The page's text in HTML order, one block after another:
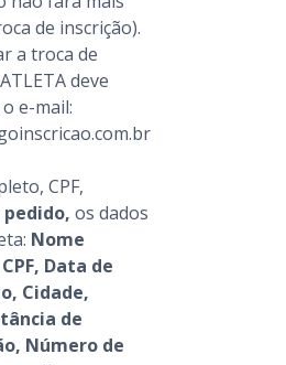
de inscrição).
a troca de
deve
e-mail:
CPF,
os dados
Nome
Data de
Cidade,
de
Número de